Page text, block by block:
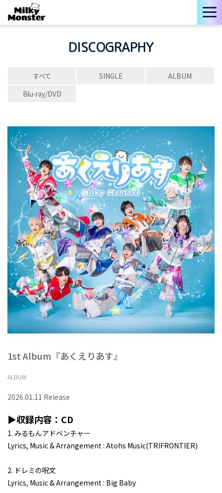
DISCOGRAPHY
すべて SINGLE
ALBUM
Blu-ray/DVD
1st Album『あくえりあす』
ALBUM
2026.01.11 Release
▶収録内容：CD
1. みるもんアドベンチャー
Lyrics, Music & Arrangement : Atohs Music(TRIFRONTIER)
2. ドレミの呪文
Lyrics, Music & Arrangement : Big Baby